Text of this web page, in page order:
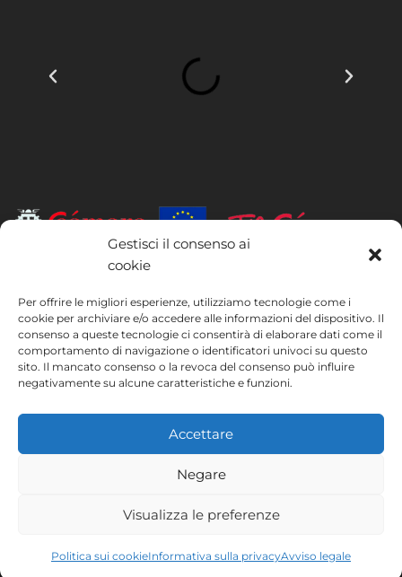
Gestisci il consenso ai
cookie
Per offrire le migliori esperienze, utilizziamo tecnologie come i
cookie per archiviare e/o accedere alle informazioni del dispositivo. Il
consenso a queste tecnologie ci consentirà di elaborare dati come il
comportamento di navigazione o identificatori univoci su questo
sito. Il mancato consenso o la revoca del consenso può influire
negativamente su alcune caratteristiche e funzioni.
Accettare
Negare
Visualizza le preferenze
Politica sui cookieInformativa sulla privacyAvviso legale
beneficiaria del Fondo europeo di sviluppo regionale, il cui obiettivo è
migliorare l’utilizzo e la qualità delle tecnologie dell’informazione e
della comunicazione e la loro accessibilità, e grazie al quale ha potuto
implementare le seguenti misure: presenza online tramite la propria
pagina web. Tale misura è stata attuata nel corso del 2020. A questo
scopo, la società è stata supportata dal programma TIC Cámaras,
Termini e condizioni
Politica sui cookie